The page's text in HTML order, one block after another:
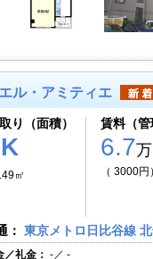
ル・アミティエ
り（面積）
㎡
賃料（管
6.7
（ 3000円）
： 東京メトロ日比谷線
／礼金： -／ -